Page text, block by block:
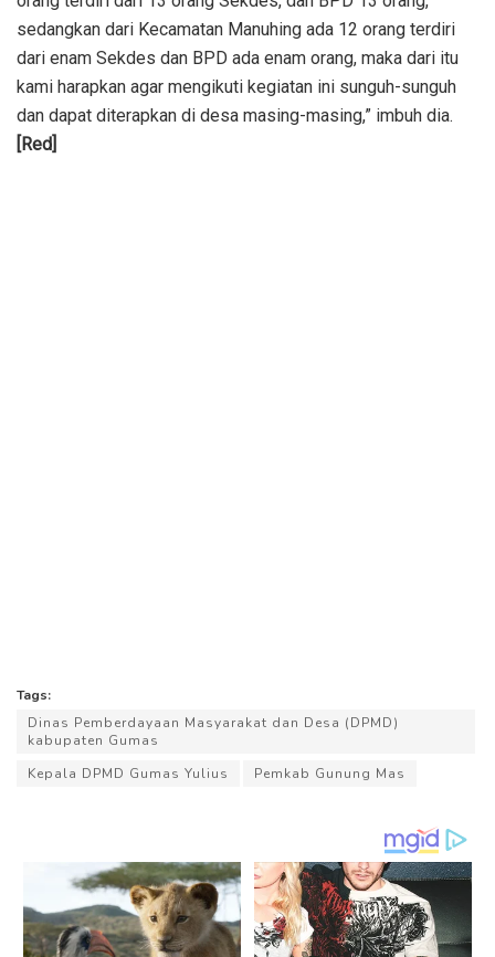
sedangkan dari Kecamatan Manuhing ada 12 orang terdiri
dari enam Sekdes dan BPD ada enam orang, maka dari itu
kami harapkan agar mengikuti kegiatan ini sunguh-sunguh
dan dapat diterapkan di desa masing-masing,” imbuh dia.
[Red]
Tags:
Dinas Pemberdayaan Masyarakat dan Desa (DPMD)
kabupaten Gumas
Kepala DPMD Gumas Yulius
Pemkab Gunung Mas